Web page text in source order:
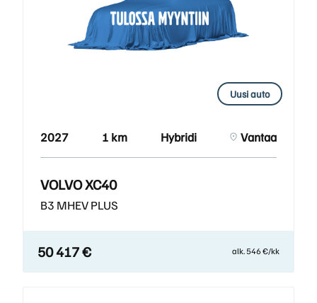
Uusi auto
2027 1 km Hybridi Vantaa
VOLVO XC40
B3 MHEV PLUS
50 417 € alk. 546 €/kk